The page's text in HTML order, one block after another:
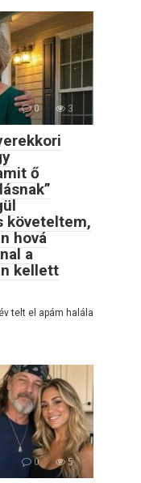
0 3
ő
követeltem,
hová
a
kellett
év telt el apám halála
0 5